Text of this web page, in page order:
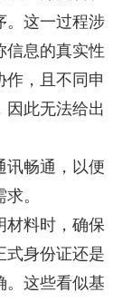
。这一过程涉
信息的真实性
作，且不同申
因此无法给出
畅通，以便
。
料时，确保
式身份证还是
。这些看似基